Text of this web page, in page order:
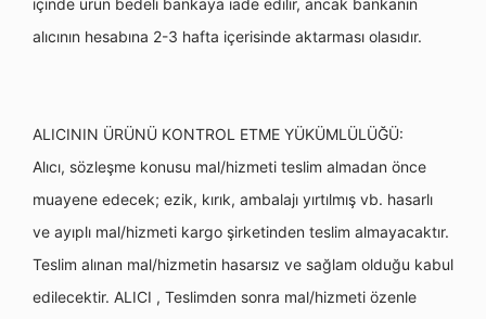
içinde ürün bedeli bankaya iade edilir, ancak bankanın
alıcının hesabına 2-3 hafta içerisinde aktarması olasıdır.
ALICININ ÜRÜNÜ KONTROL ETME YÜKÜMLÜLÜĞÜ:
Alıcı, sözleşme konusu mal/hizmeti teslim almadan önce
muayene edecek; ezik, kırık, ambalajı yırtılmış vb. hasarlı
ve ayıplı mal/hizmeti kargo şirketinden teslim almayacaktır.
Teslim alınan mal/hizmetin hasarsız ve sağlam olduğu kabul
edilecektir. ALICI , Teslimden sonra mal/hizmeti özenle